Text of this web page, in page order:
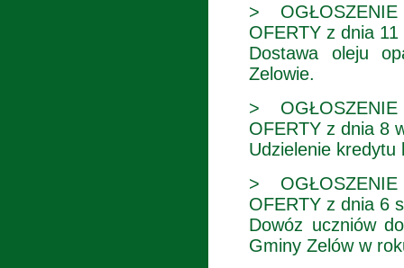
>
OFERTY z dnia
Dostawa oleju
Zelowie.
>
OFERTY z dnia 8
Udzielenie kredytu
>
OFERTY z dnia 6
Dowóz uczniów
Gminy Zelów w